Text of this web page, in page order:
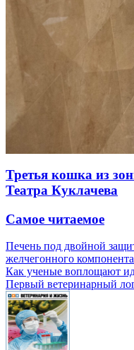
Третья кошка из
Театра Куклачева
Самое читаемое
Печень под двойной
желчегонного
Как ученые воплощают
Первый ветеринарный